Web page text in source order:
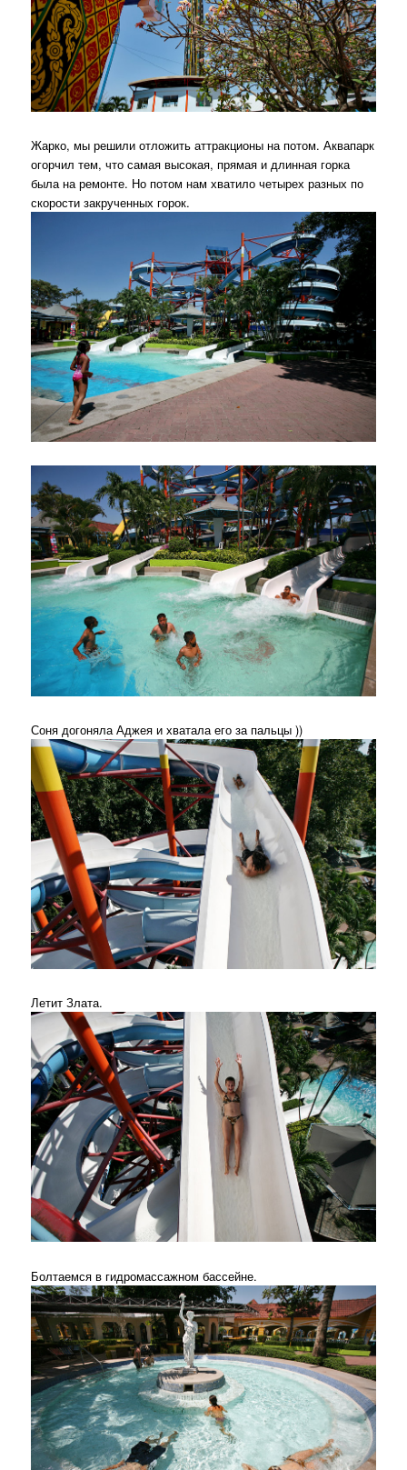
Жарко, мы решили отложить аттракционы на потом. Аквапарк
огорчил тем, что самая высокая, прямая и длинная горка
была на ремонте. Но потом нам хватило четырех разных по
скорости закрученных горок.
Соня догоняла Аджея и хватала его за пальцы ))
Летит Злата.
Болтаемся в гидромассажном бассейне.